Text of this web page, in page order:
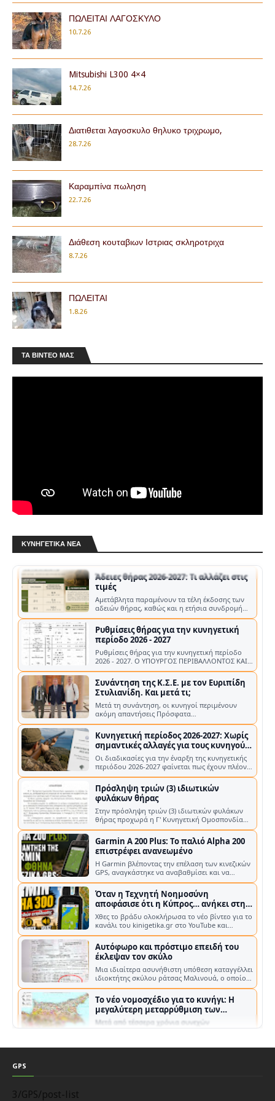
ΠΩΛΕΙΤΑΙ ΛΑΓΟΣΚΥΛΟ
10.7.26
Mitsubishi L300 4×4
14.7.26
Διατιθεται λαγοσκυλο θηλυκο τριχρωμο,
28.7.26
Καραμπίνα πωληση
22.7.26
Διάθεση κουταβιων Ιστριας σκληροτριχα
8.7.26
ΠΩΛΕΙΤΑΙ
1.8.26
ΤΑ ΒΊΝΤΕΟ ΜΑΣ
ΚΥΝΗΓΕΤΙΚΆ ΝΈΑ
2026-2027, ο Πρόεδρος της Κυνηγετικής
Συνομοσπονδίας Ελλάδος (ΚΣΕ), …
Άδειες θήρας 2026-2027: Τι αλλάζει στις
τιμές
Αμετάβλητα παραμένουν τα τέλη έκδοσης των
αδειών θήρας, καθώς και η ετήσια συνδρομή
των κυνηγών στους αναγνωρισμένους Κ…
Ρυθμίσεις θήρας για την κυνηγετική
περίοδο 2026 - 2027
Ρυθμίσεις θήρας για την κυνηγετική περίοδο
2026 - 2027. Ο ΥΠΟΥΡΓΟΣ ΠΕΡΙΒΑΛΛΟΝΤΟΣ ΚΑΙ
ΕΝΕΡΓΕΙΑΣ Α. ΔΙΑΡΚΕΙΑ ΚΥΝΗΓΕΤΙΚΗΣ …
Συνάντηση της Κ.Σ.Ε. με τον Ευριπίδη
Στυλιανίδη. Και μετά τι;
Μετά τη συνάντηση, οι κυνηγοί περιμένουν
ακόμη απαντήσεις Πρόσφατα
πραγματοποιήθηκε συνάντηση της Κυνηγετικής
Συνομοσπο…
Κυνηγετική περίοδος 2026-2027: Χωρίς
σημαντικές αλλαγές για τους κυνηγούς
– Νέα κατανομή στα τέλη των αδειών
θήρας
Οι διαδικασίες για την έναρξη της κυνηγετικής
περιόδου 2026-2027 φαίνεται πως έχουν πλέον
ολοκληρωθεί σε επίπεδο υπουργ…
Πρόσληψη τριών (3) ιδιωτικών
φυλάκων θήρας
Στην πρόσληψη τριών (3) ιδιωτικών φυλάκων
θήρας προχωρά η Γ' Κυνηγετική Ομοσπονδία
Πελοποννήσου (Γ' Κ.Ο.Π.) , με στόχο …
Garmin A 200 Plus: Το παλιό Alpha 200
επιστρέφει ανανεωμένο
Η Garmin βλέποντας την επέλαση των κινεζικών
GPS, αναγκάστηκε να αναβαθμίσει και να
επανακυκλοφορήσει το παλιό A200 Η G…
Όταν η Τεχνητή Νοημοσύνη
αποφάσισε ότι η Κύπρος… ανήκει στην
Τουρκία!
Χθες το βράδυ ολοκλήρωσα το νέο βίντεο για το
κανάλι του kinigetika.gr στο YouTube και
έφτιαξα τη μικρογραφία του, δηλα…
Αυτόφωρο και πρόστιμο επειδή του
έκλεψαν τον σκύλο
Μια ιδιαίτερα ασυνήθιστη υπόθεση καταγγέλλει
ιδιοκτήτης σκύλου ράτσας Μαλινουά, ο οποίος
βρέθηκε αντιμέτωπος με τη διαδ…
Το νέο νομοσχέδιο για το κυνήγι: Η
μεγαλύτερη μεταρρύθμιση των
τελευταίων ετών στην Κύπρο
Μετά από τέσσερα χρόνια συνεχών
διαβουλεύσεων, επεξεργασίας και
αλλεπάλληλων τροποποιήσεων, το νέο
άρση απαγόρευσης κυνηγιού στον
GPS
3/GPS/post-list